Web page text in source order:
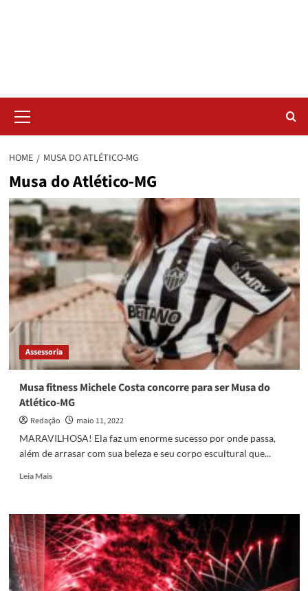
Menu
HOME MUSA DO ATLÉTICO-MG
Musa do Atlético-MG
Assessoria
Musa fitness Michele Costa concorre para ser Musa do
Atlético-MG
Redação
maio 11, 2022
MARAVILHOSA! Ela faz um enorme sucesso por onde passa,
além de arrasar com sua beleza e seu corpo escultural que...
Leia MaisRead
Musa
fitness
Michele
Costa
concorre
para